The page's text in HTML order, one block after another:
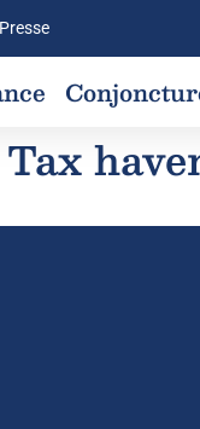
Presse
Tax